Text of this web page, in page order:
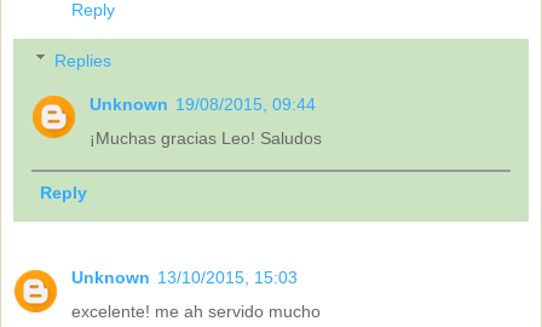
Reply
Replies
Unknown 19/08/2015, 09:44
¡Muchas gracias Leo! Saludos
Reply
Unknown 13/10/2015, 15:03
excelente! me ah servido mucho